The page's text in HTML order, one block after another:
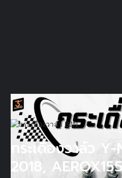
กระเดื่องวาล์ว
2018,